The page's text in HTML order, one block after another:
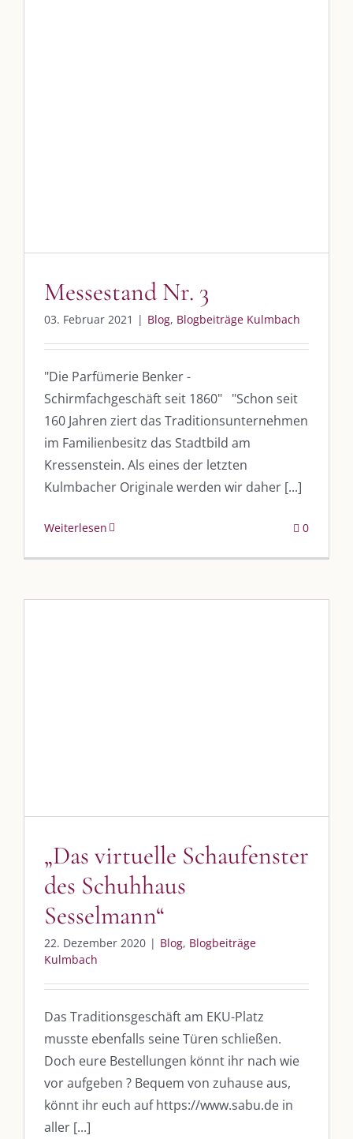
Messestand Nr. 3
03. Februar 2021 | Blog, Blogbeiträge Kulmbach
"Die Parfümerie Benker -
Schirmfachgeschäft seit 1860" "Schon seit
160 Jahren ziert das Traditionsunternehmen
im Familienbesitz das Stadtbild am
Kressenstein. Als eines der letzten
Kulmbacher Originale werden wir daher [...]
Weiterlesen 0
„Das virtuelle Schaufenster
des Schuhhaus
Sesselmann“
22. Dezember 2020 | Blog, Blogbeiträge
Kulmbach
Das Traditionsgeschäft am EKU-Platz
musste ebenfalls seine Türen schließen.
Doch eure Bestellungen könnt ihr nach wie
vor aufgeben ? Bequem von zuhause aus,
könnt ihr euch auf https://www.sabu.de in
aller [...]